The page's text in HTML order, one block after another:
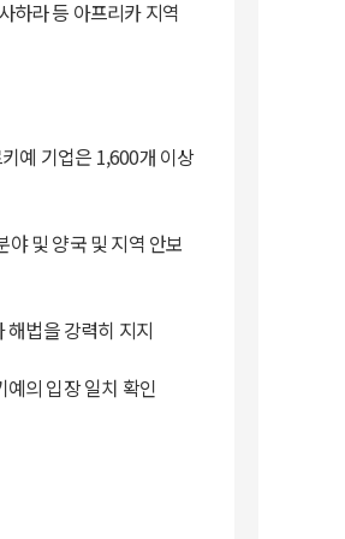
하라 등 아프리카 지역
예 기업은 1,600개 이상
및 양국 및 지역 안보
법을 강력히 지지
의 입장 일치 확인